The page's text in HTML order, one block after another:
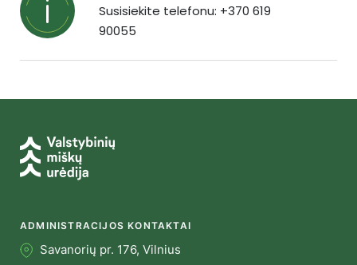
Susisiekite telefonu: +370 619
90055
ADMINISTRACIJOS KONTAKTAI
Savanorių pr. 176, Vilnius